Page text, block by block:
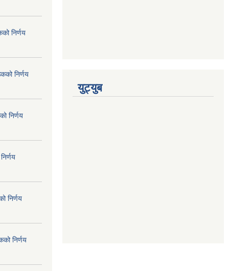
निर्णय
निर्णय
निर्णय
निर्णय
निर्णय
युट्युब